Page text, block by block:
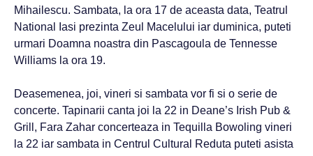
Mihailescu. Sambata, la ora 17 de aceasta data, Teatrul
National Iasi prezinta Zeul Macelului iar duminica, puteti
urmari Doamna noastra din Pascagoula de Tennesse
Williams la ora 19.
Deasemenea, joi, vineri si sambata vor fi si o serie de
concerte. Tapinarii canta joi la 22 in Deane’s Irish Pub &
Grill, Fara Zahar concerteaza in Tequilla Bowoling vineri
la 22 iar sambata in Centrul Cultural Reduta puteti asista